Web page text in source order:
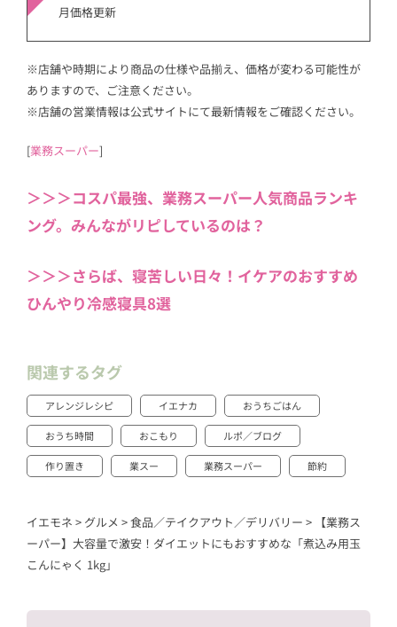
月価格更新
※店舗や時期により商品の仕様や品揃え、価格が変わる可能性が
ありますので、ご注意ください。
※店舗の営業情報は公式サイトにて最新情報をご確認ください。
[業務スーパー]
＞＞＞コスパ最強、業務スーパー人気商品ランキ
ング。みんながリピしているのは？
＞＞＞さらば、寝苦しい日々！イケアのおすすめ
ひんやり冷感寝具8選
関連するタグ
アレンジレシピ イエナカ おうちごはん
おうち時間 おこもり ルポ／ブログ
作り置き 業スー 業務スーパー 節約
イエモネ > グルメ >食品／テイクアウト／デリバリー > 【業務ス
ーパー】大容量で激安！ダイエットにもおすすめな「煮込み用玉
こんにゃく 1kg」